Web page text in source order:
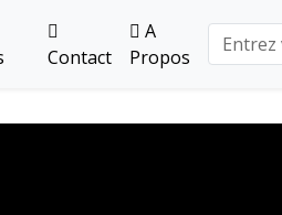
Contact
A
Propos